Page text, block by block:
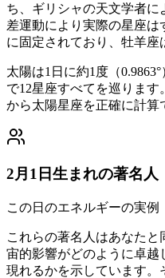
ち、ギリシャの天文学者
差運動により実際の星座
に固定されており、牡羊座
太陽は1日に約1度（
で12星座すべてを巡ります
から太陽星座を正確に計算
2月1日生まれの著名人
この日のエネルギーの実例
これらの著名人はあなた
宙的影響がどのように卓越
現れるかを示しています。